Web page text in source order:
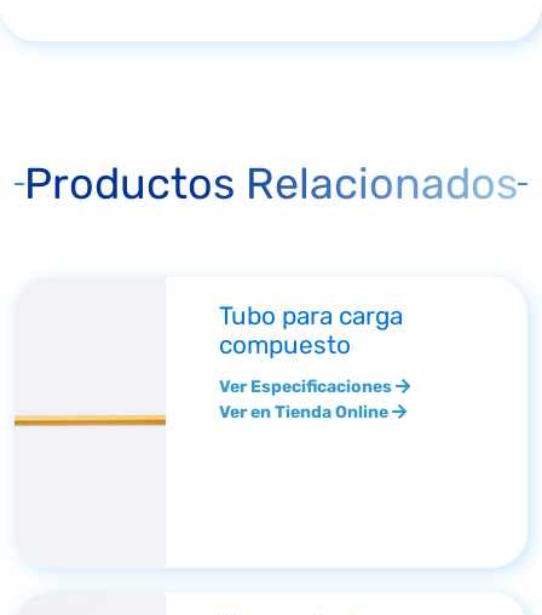
Productos Relacionados
Tubo para carga
compuesto
Ver Especificaciones
Ver en Tienda Online